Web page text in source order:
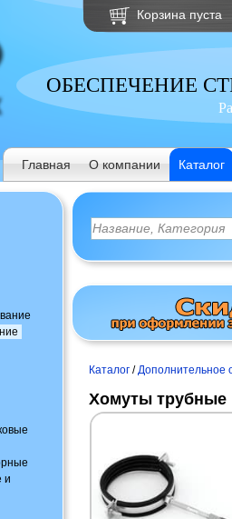
Корзина пуста
ОБЕСПЕЧЕНИЕ
Главная О компании Каталог
и
Каталог /Дополнительное
Хомуты трубные